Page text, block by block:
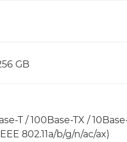
GB
T / 100Base-TX /
802.11a/b/g/n/ac/ax)